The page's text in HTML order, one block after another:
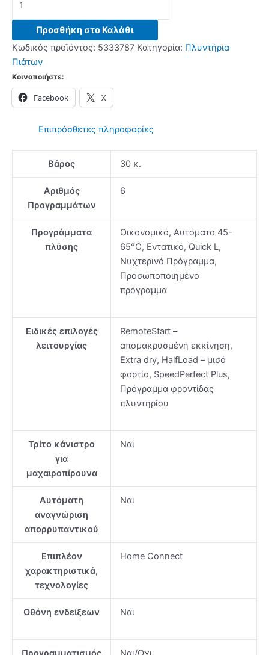
SMS4HVC11E
Πλυντήριο
πιάτων
Brushed
Προσθήκη στο Καλάθι
Κωδικός προϊόντος: 5333787 Κατηγορία: Πλυντήρια
Πιάτων
Κοινοποιήστε:
Facebook X
Επιπρόσθετες πληροφορίες
Βάρος 30 κ.
Αριθμός
Προγραμμάτων
6
Προγράμματα
πλύσης
Οικονομικό, Αυτόματο 45-
65°C, Εντατικό, Quick L,
Νυχτερινό Πρόγραμμα,
Προσωποποιημένο
πρόγραμμα
Ειδικές επιλογές
λειτουργίας
RemoteStart –
απομακρυσμένη εκκίνηση,
Extra dry, HalfLoad – μισό
φορτίο, SpeedPerfect Plus,
Πρόγραμμα φροντίδας
πλυντηρίου
Τρίτο κάνιστρο
για
μαχαιροπίρουνα
Ναι
Αυτόματη
αναγνώριση
απορρυπαντικού
Ναι
Επιπλέον
χαρακτηριστικά,
τεχνολογίες
Home Connect
Οθόνη ενδείξεων Ναι